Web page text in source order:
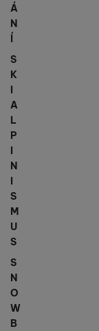
Á
N
Í
S
K
I
A
L
P
I
N
I
S
M
U
S
S
N
O
W
B